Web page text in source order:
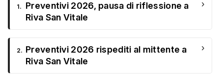
1.
Preventivi 2026, pausa di riflessione a
Riva San Vitale
›
2. Preventivi 2026 rispediti al mittente a
Riva San Vitale
›